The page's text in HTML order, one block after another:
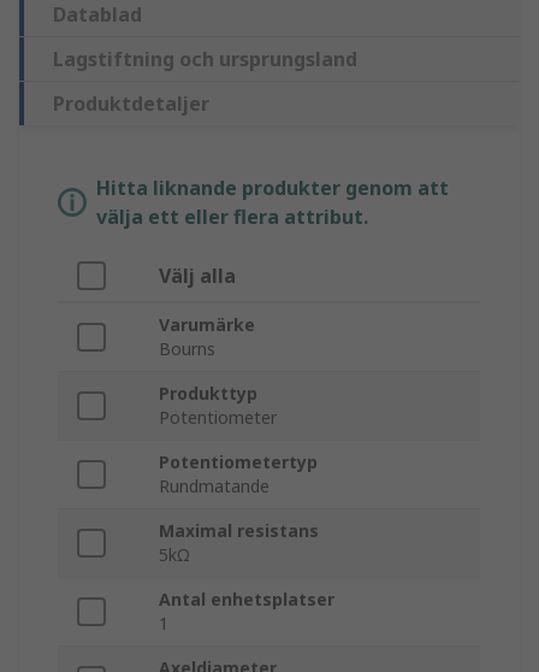
Datablad
Lagstiftning och ursprungsland
Produktdetaljer
Hitta liknande produkter genom att
välja ett eller flera attribut.
Välj alla
Varumärke
Bourns
Produkttyp
Potentiometer
Potentiometertyp
Rundmatande
Maximal resistans
5kΩ
Antal enhetsplatser
1